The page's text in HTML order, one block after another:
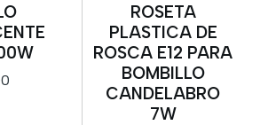
ROSETA
PLASTICA DE
ROSCA E12 PARA
BOMBILLO
CANDELABRO
7W